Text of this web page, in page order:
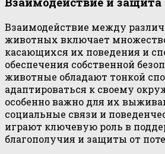
Взаимодействие между
животных включает
касающихся их поведения и
обеспечения собственной
животные обладают тонкой
адаптироваться к своему
особенно важно для их
социальные связи и
играют ключевую роль в
благополучия и защиты от